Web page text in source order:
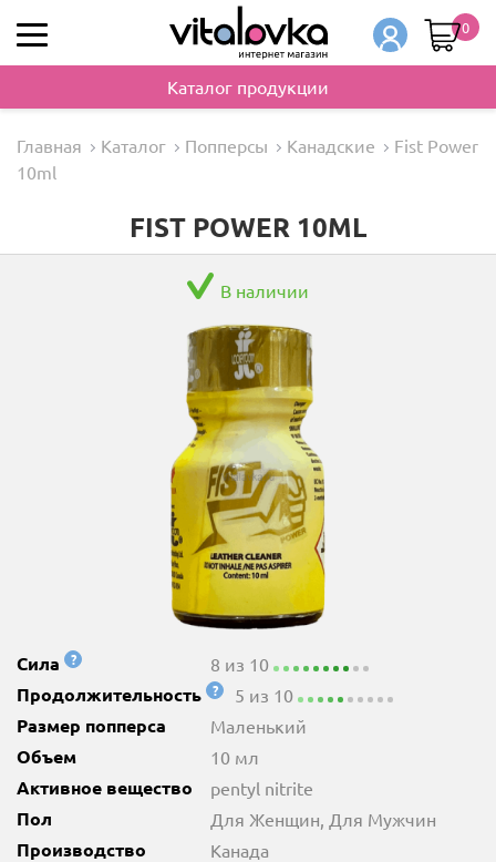
0
Каталог продукции
Главная Каталог Попперсы Канадские
Fist Power
10ml
FIST POWER 10ML
В наличии
Сила ? 8 из 10
Продолжительность ? 5 из 10
Размер попперса Маленький
Объем 10 мл
Активное вещество pentyl nitrite
Пол Для Женщин, Для Мужчин
Производство Канада